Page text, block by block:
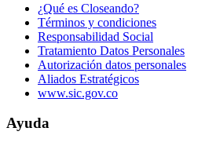
¿Qué es Closeando?
Términos y condiciones
Responsabilidad Social
Tratamiento Datos Personales
Autorización datos personales
Aliados Estratégicos
www.sic.gov.co
Ayuda